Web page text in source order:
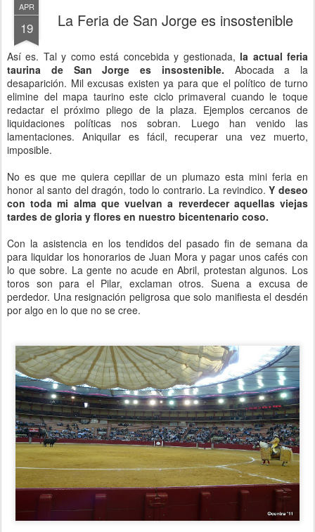
APR
19 La Feria de San Jorge es insostenible
Así es. Tal y como está concebida y gestionada, la actual feria
taurina de San Jorge es insostenible. Abocada a la
desaparición. Mil excusas existen ya para que el político de turno
elimine del mapa taurino este ciclo primaveral cuando le toque
redactar el próximo pliego de la plaza. Ejemplos cercanos de
liquidaciones políticas nos sobran. Luego han venido las
lamentaciones. Aniquilar es fácil, recuperar una vez muerto,
imposible.
No es que me quiera cepillar de un plumazo esta mini feria en
honor al santo del dragón, todo lo contrario. La revindico.Y deseo
con toda mi alma que vuelvan a reverdecer aquellas viejas
tardes de gloria y flores en nuestro bicentenario coso.
Con la asistencia en los tendidos del pasado fin de semana da
para liquidar los honorarios de Juan Mora y pagar unos cafés con
lo que sobre. La gente no acude en Abril, protestan algunos. Los
toros son para el Pilar, exclaman otros. Suena a excusa de
perdedor. Una resignación peligrosa que solo manifiesta el desdén
por algo en lo que no se cree.